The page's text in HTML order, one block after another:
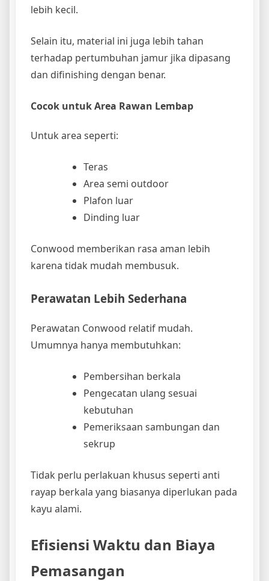
lebih kecil.
Selain itu, material ini juga lebih tahan
terhadap pertumbuhan jamur jika dipasang
dan difinishing dengan benar.
Cocok untuk Area Rawan Lembap
Untuk area seperti:
Teras
Area semi outdoor
Plafon luar
Dinding luar
Conwood memberikan rasa aman lebih
karena tidak mudah membusuk.
Perawatan Lebih Sederhana
Perawatan Conwood relatif mudah.
Umumnya hanya membutuhkan:
Pembersihan berkala
Pengecatan ulang sesuai
kebutuhan
Pemeriksaan sambungan dan
sekrup
Tidak perlu perlakuan khusus seperti anti
rayap berkala yang biasanya diperlukan pada
kayu alami.
Efisiensi Waktu dan Biaya
Pemasangan